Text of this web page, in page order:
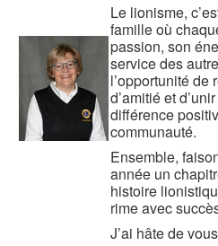
Le lionisme,
famille où
passion, son
service des
l’opportunité de
d’amitié et
différence
communauté.
Ensemble,
année un
histoire
rime avec
J’ai hâte de